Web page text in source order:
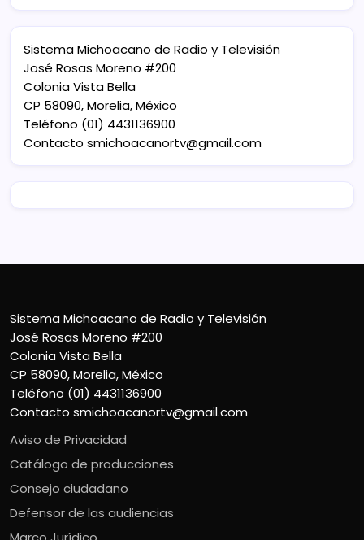
Sistema Michoacano de Radio y Televisión
José Rosas Moreno #200
Colonia Vista Bella
CP 58090, Morelia, México
Teléfono (01) 4431136900
Contacto smichoacanortv@gmail.com
Sistema Michoacano de Radio y Televisión
José Rosas Moreno #200
Colonia Vista Bella
CP 58090, Morelia, México
Teléfono (01) 4431136900
Contacto smichoacanortv@gmail.com
Aviso de Privacidad
Catálogo de producciones
Consejo ciudadano
Defensor de las audiencias